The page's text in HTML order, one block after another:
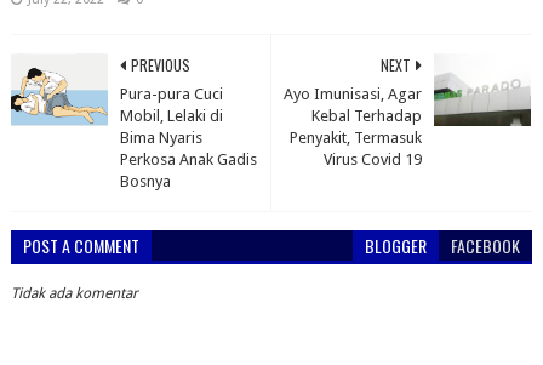
NEXT
Ayo Imunisasi, Agar
Kebal Terhadap
Penyakit, Termasuk
Virus Covid 19
PREVIOUS
Pura-pura Cuci
Mobil, Lelaki di
Bima Nyaris
Perkosa Anak Gadis
Bosnya
POST A COMMENT BLOGGER FACEBOOK
Tidak ada komentar